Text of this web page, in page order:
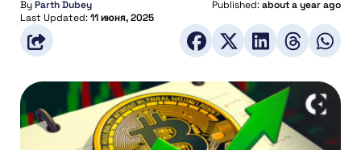
ByParth Dubey Published:about a year ago
Last Updated:11 июня, 2025